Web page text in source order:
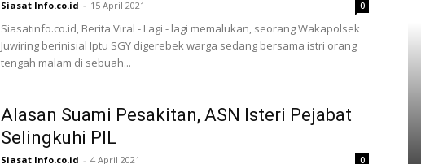
Siasat Info.co.id - 15 April 2021 0
Siasatinfo.co.id, Berita Viral - Lagi - lagi memalukan, seorang Wakapolsek
Juwiring berinisial Iptu SGY digerebek warga sedang bersama istri orang
tengah malam di sebuah...
Alasan Suami Pesakitan, ASN Isteri Pejabat
Selingkuhi PIL
Siasat Info.co.id - 4 April 2021 0